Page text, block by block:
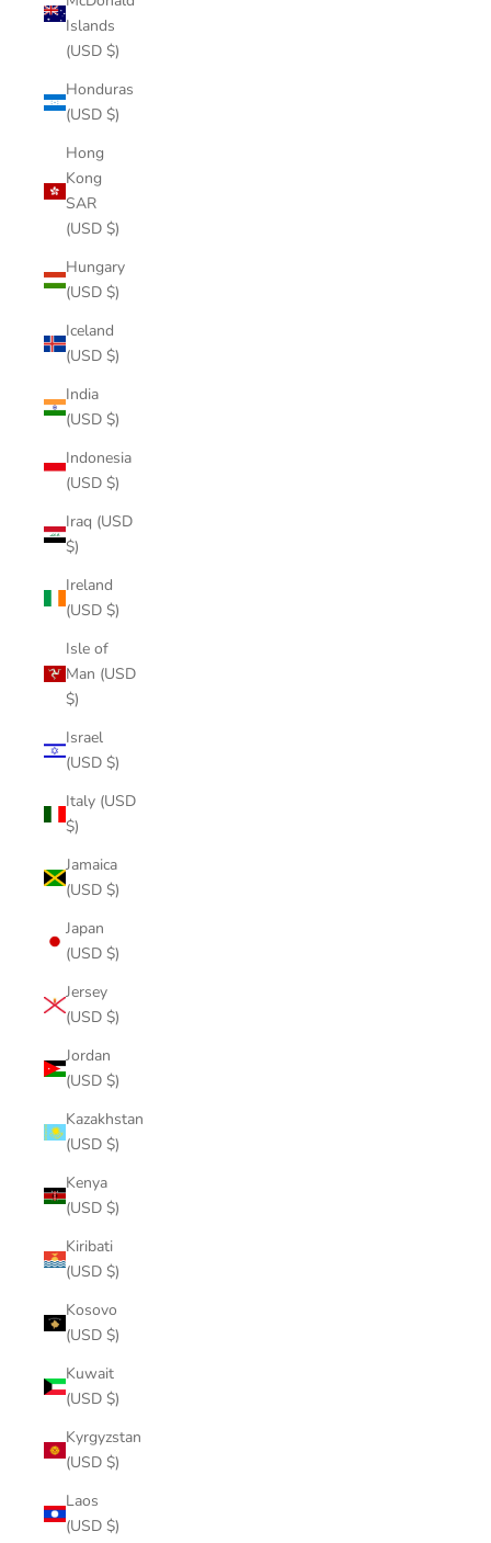
Islands
(USD $)
Honduras
(USD $)
Hong
Kong
SAR
(USD $)
Hungary
(USD $)
Iceland
(USD $)
India
(USD $)
Indonesia
(USD $)
Iraq (USD
$)
Ireland
(USD $)
Isle of
Man (USD
$)
Israel
(USD $)
Italy (USD
$)
Jamaica
(USD $)
Japan
(USD $)
Jersey
(USD $)
Jordan
(USD $)
Kazakhstan
(USD $)
Kenya
(USD $)
Kiribati
(USD $)
Kosovo
(USD $)
Kuwait
(USD $)
Kyrgyzstan
(USD $)
Laos
(USD $)